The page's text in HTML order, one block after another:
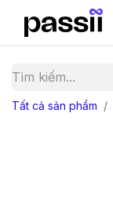
Tất cả sản phẩm